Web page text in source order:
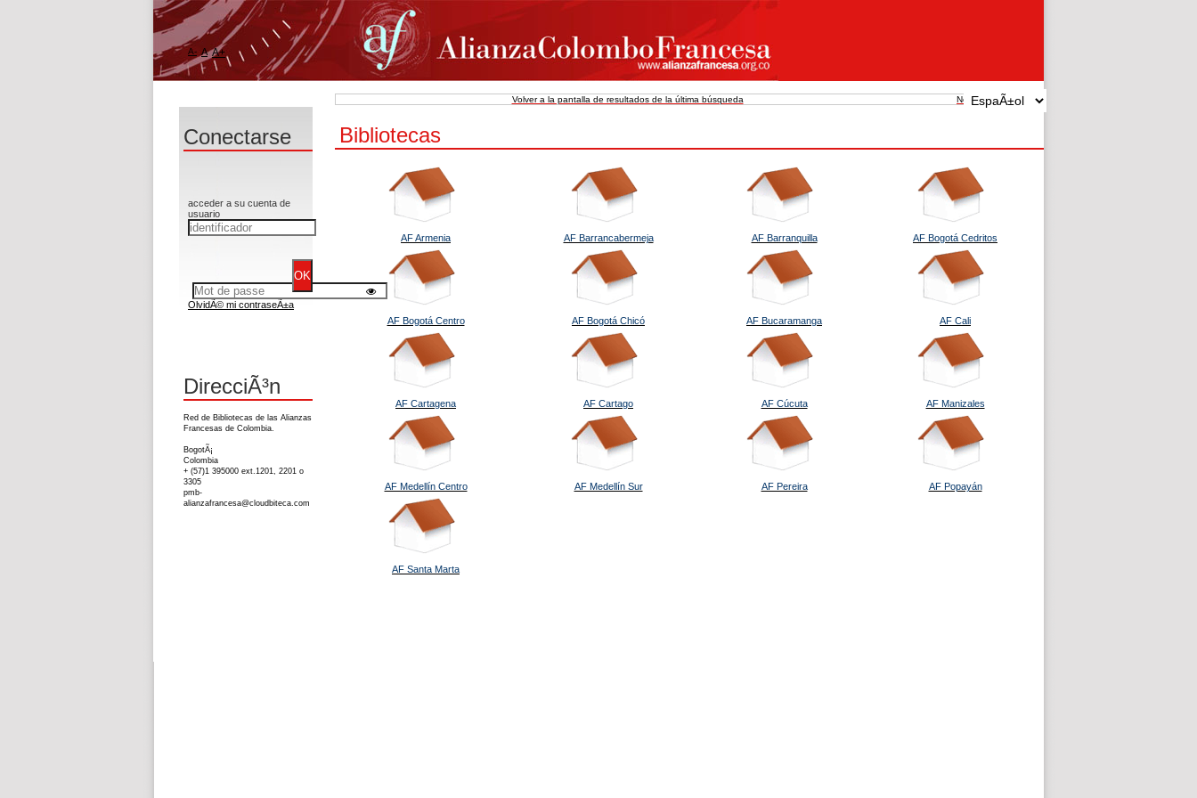
Volver a la pantalla de resultados de la última búsqueda New search
Bibliotecas
AF Armenia AF Barrancabermeja AF Barranquilla AF Bogotá Cedritos
AF Bogotá Centro AF Bogotá Chicó AF Bucaramanga AF Cali
AF Cartagena AF Cartago AF Cúcuta AF Manizales
AF Medellín Centro AF Medellín Sur AF Pereira AF Popayán
AF Santa Marta
A- A A+
Conectarse
acceder a su cuenta de
usuario
OlvidÃ© mi contraseÃ±a
DirecciÃ³n
Red de Bibliotecas de las Alianzas
Francesas de Colombia.
BogotÃ¡
Colombia
+ (57)1 395000 ext.1201, 2201 o
3305
pmb-
alianzafrancesa@cloudbiteca.com